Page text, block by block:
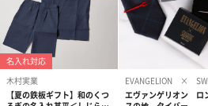
生花
生花のブーケを同梱します。
※9-15時にご注文いただく場合、最短
も1日遅くなります。